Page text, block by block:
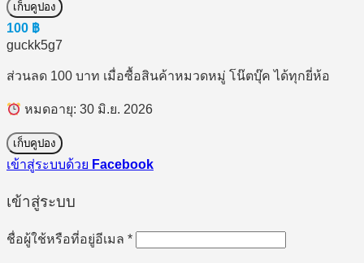
เก็บคูปอง
100 ฿
guckk5g7
ส่วนลด 100 บาท เมื่อซื้อสินค้าหมวดหมู่ โน๊ตบุ๊ค ได้ทุกยี่ห้อ
หมดอายุ: 30 มิ.ย. 2026
เก็บคูปอง
เข้าสู่ระบบด้วย Facebook
เข้าสู่ระบบ
ชื่อผู้ใช้หรือที่อยู่อีเมล *ต้องการ